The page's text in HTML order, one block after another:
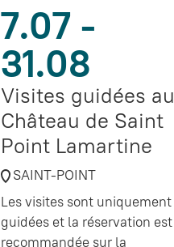
7.07 -
31.08
Visites guidées au
Château de Saint
Point Lamartine
SAINT-POINT
Les visites sont uniquement
guidées et la réservation est
recommandée sur la